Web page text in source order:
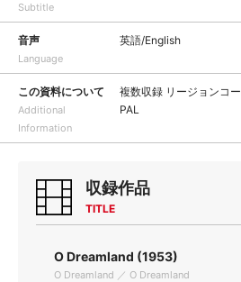
Subtitle
音声
Language
英語/English
この資料について
Additional
Information
複数収録 リージョンコ
PAL
収録作品
TITLE
O Dreamland (1953)
O Dreamland ／ O Dreamland